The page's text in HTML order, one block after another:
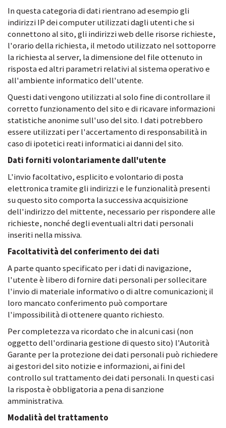
In questa categoria di dati rientrano ad esempio gli
indirizzi IP dei computer utilizzati dagli utenti che si
connettono al sito, gli indirizzi web delle risorse richieste,
l'orario della richiesta, il metodo utilizzato nel sottoporre
la richiesta al server, la dimensione del file ottenuto in
risposta ed altri parametri relativi al sistema operativo e
all'ambiente informatico dell'utente.
Questi dati vengono utilizzati al solo fine di controllare il
corretto funzionamento del sito e di ricavare informazioni
statistiche anonime sull'uso del sito. I dati potrebbero
essere utilizzati per l'accertamento di responsabilità in
caso di ipotetici reati informatici ai danni del sito.
Dati forniti volontariamente dall'utente
L'invio facoltativo, esplicito e volontario di posta
elettronica tramite gli indirizzi e le funzionalità presenti
su questo sito comporta la successiva acquisizione
dell'indirizzo del mittente, necessario per rispondere alle
richieste, nonché degli eventuali altri dati personali
inseriti nella missiva.
Facoltatività del conferimento dei dati
A parte quanto specificato per i dati di navigazione,
l'utente è libero di fornire dati personali per sollecitare
l'invio di materiale informativo o di altre comunicazioni; il
loro mancato conferimento può comportare
l'impossibilità di ottenere quanto richiesto.
Per completezza va ricordato che in alcuni casi (non
oggetto dell'ordinaria gestione di questo sito) l'Autorità
Garante per la protezione dei dati personali può richiedere
ai gestori del sito notizie e informazioni, ai fini del
controllo sul trattamento dei dati personali. In questi casi
la risposta è obbligatoria a pena di sanzione
amministrativa.
Modalità del trattamento